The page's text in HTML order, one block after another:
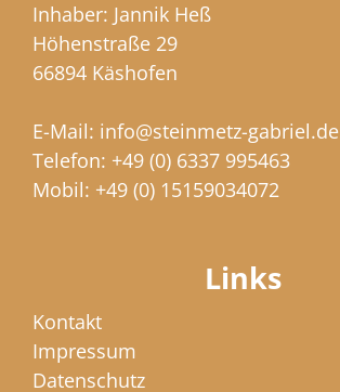
Inhaber: Jannik Heß
Höhenstraße 29
66894 Käshofen
E-Mail: info@steinmetz-gabriel.de
Telefon: +49 (0) 6337 995463
Mobil: +49 (0) 15159034072
Links
Kontakt
Impressum
Datenschutz